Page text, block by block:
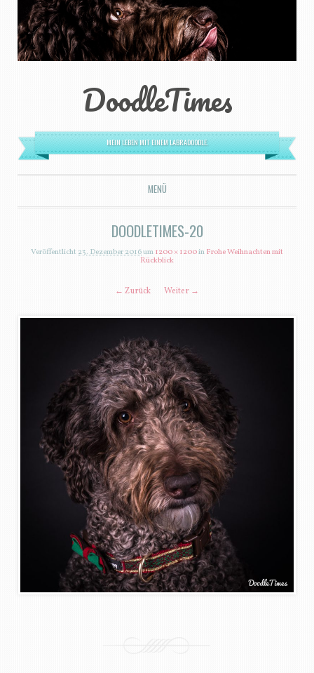
DoodleTimes
MEIN LEBEN MIT EINEM LABRADOODLE.
MENÜ
ZUM INHALT SPRINGEN
DOODLETIMES-20
Veröffentlicht23. Dezember 2016um1200 × 1200inFrohe Weihnachten mit
Rückblick
← Zurück Weiter →